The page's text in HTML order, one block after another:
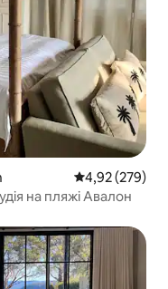
Середня
4,92 (279)
на пляжі Авалон